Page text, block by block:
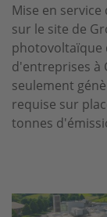
Mise en
sur le site de
photovoltaïque
d'entreprises à
seulement
requise sur
tonnes